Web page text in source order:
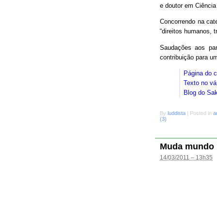
e doutor em
Concorrendo na
“direitos humanos,
Saudações aos
contribuição para
Página do
Texto no
Blog do
By luddista Posted in
(3)
Muda mundo
14/03/2011 – 13h35